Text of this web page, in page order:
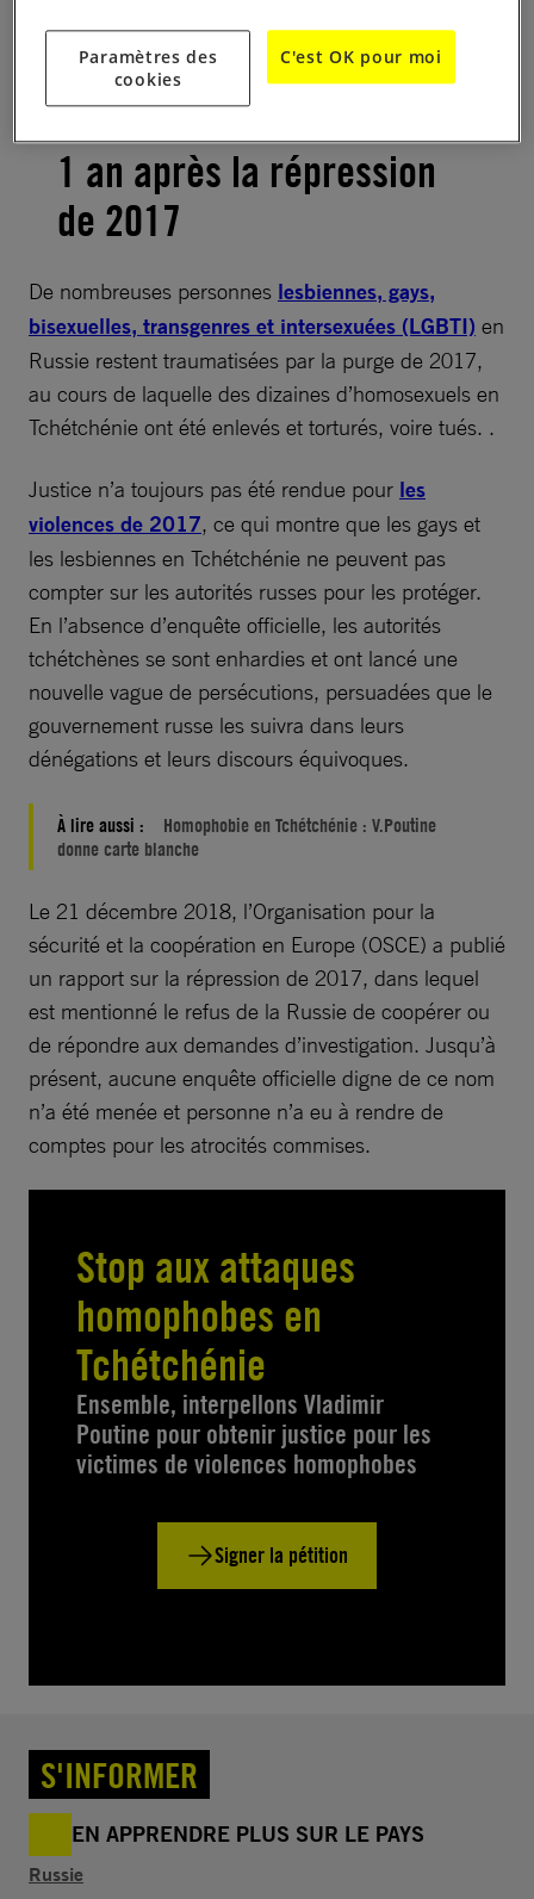
LGBTI : Voir Pour Comprendre
1 an après la répression
de 2017
De nombreuses personnes lesbiennes, gays,
bisexuelles, transgenres et intersexuées (LGBTI) en
Russie restent traumatisées par la purge de 2017,
au cours de laquelle des dizaines d’homosexuels en
Tchétchénie ont été enlevés et torturés, voire tués. .
Justice n’a toujours pas été rendue pour les
violences de 2017, ce qui montre que les gays et
les lesbiennes en Tchétchénie ne peuvent pas
compter sur les autorités russes pour les protéger.
En l’absence d’enquête officielle, les autorités
tchétchènes se sont enhardies et ont lancé une
nouvelle vague de persécutions, persuadées que le
gouvernement russe les suivra dans leurs
dénégations et leurs discours équivoques.
À lire aussi :
Homophobie en Tchétchénie : V.Poutine
donne carte blanche
Le 21 décembre 2018, l’Organisation pour la
sécurité et la coopération en Europe (OSCE) a publié
un rapport sur la répression de 2017, dans lequel
est mentionné le refus de la Russie de coopérer ou
de répondre aux demandes d’investigation. Jusqu’à
présent, aucune enquête officielle digne de ce nom
n’a été menée et personne n’a eu à rendre de
comptes pour les atrocités commises.
Stop aux attaques
homophobes en
Tchétchénie
Ensemble, interpellons Vladimir
Poutine pour obtenir justice pour les
victimes de violences homophobes
Signer la pétition
S'INFORMER
EN APPRENDRE PLUS SUR LE PAYS
Russie
Paramètres des
cookies
C'est OK pour moi